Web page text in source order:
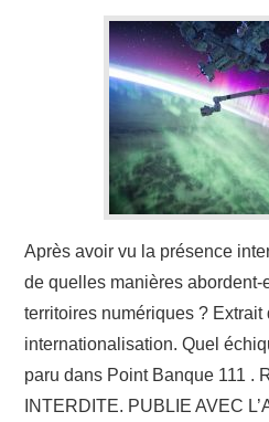
Après avoir vu la présence
de quelles manières
territoires numériques ? Extrait
internationalisation. Quel
paru dans Point Banque 111 .
INTERDITE. PUBLIE AVEC